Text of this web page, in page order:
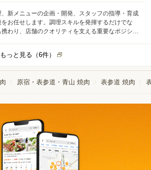
新メニューの企画・開発、スタッフの指導・育成
お任せします。調理スキルを発揮するだけでな
わり、店舗のクオリティを支える重要なポジショ
っと見る（6件）
原宿・表参道・青山 焼肉 表参道 焼肉